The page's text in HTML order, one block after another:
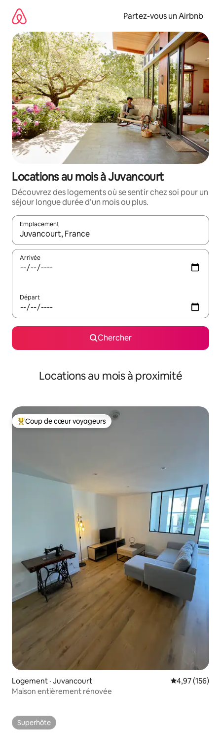
directement
contenu
Partez-vous un Airbnb
Locations au mois à Juvancourt
Découvrez des logements où se sentir chez soi pour un
séjour longue durée d’un mois ou plus.
Emplacement
Quand les résultats sont affichés, parcourez-les en utilisant
Arrivée
Départ
Chercher
Locations au mois à proximité
Coup de cœur voyageurs parmi les plus aimés
Coup de cœur voyageurs
Logement · Juvancourt Note
4,97 (156)
Maison entièrement rénovée
Superhôte
Superhôte